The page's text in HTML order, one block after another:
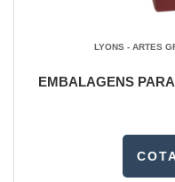
LYONS - ARTES
EMBALAGENS